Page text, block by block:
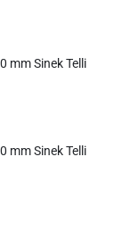
mm Sinek Telli
mm Sinek Telli